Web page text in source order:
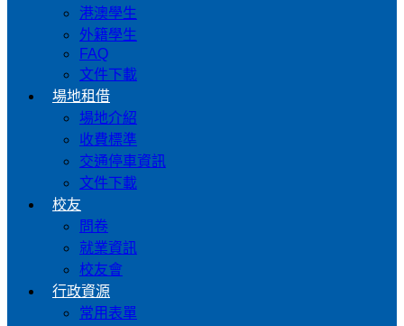
港澳學生
外籍學生
FAQ
文件下載
場地租借
場地介紹
收費標準
交通停車資訊
文件下載
校友
問卷
就業資訊
校友會
行政資源
常用表單